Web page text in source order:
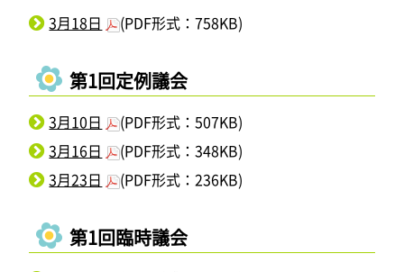
3月18日 (PDF形式：758KB)
第1回定例議会
3月10日
(PDF形式：507KB)
3月16日
(PDF形式：348KB)
3月23日
(PDF形式：236KB)
第1回臨時議会